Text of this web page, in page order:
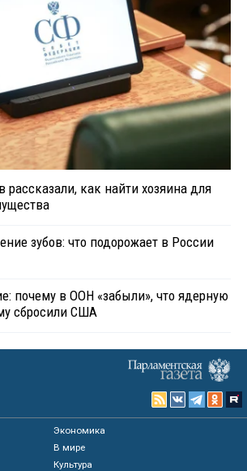
рассказали, как найти хозяина для
зубов: что подорожает в России
почему в ООН «забыли», что ядерную
сбросили США
Экономика
В мире
Культура